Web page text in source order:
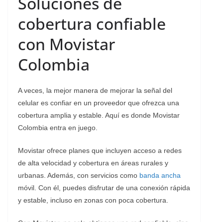
cobertura confiable
con Movistar
Colombia
A veces, la mejor manera de mejorar la señal del
celular es confiar en un proveedor que ofrezca una
cobertura amplia y estable. Aquí es donde Movistar
Colombia entra en juego.
Movistar ofrece planes que incluyen acceso a redes
de alta velocidad y cobertura en áreas rurales y
urbanas. Además, con servicios como banda ancha
móvil. Con él, puedes disfrutar de una conexión rápida
y estable, incluso en zonas con poca cobertura.